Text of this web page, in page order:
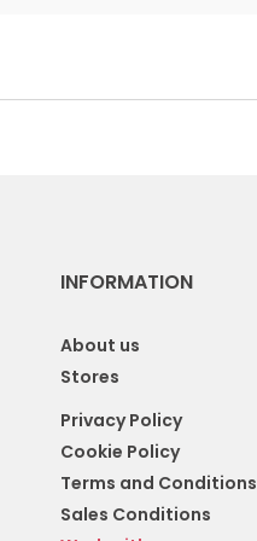
INFORMATION
About us
Stores
Privacy Policy
Cookie Policy
Terms and Conditions
Sales Conditions